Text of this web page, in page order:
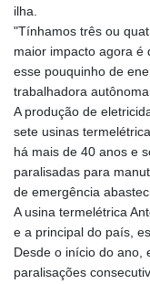
ilha.
"Tínhamos três ou
maior impacto agora é
esse pouquinho de
trabalhadora
A produção de
sete usinas
há mais de 40 anos e
paralisadas para
de emergência
A usina termelétrica
e a principal do país,
Desde o início do ano,
paralisações